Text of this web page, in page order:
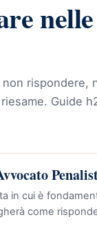
nelle
rispondere,
Guide
in cui è
come